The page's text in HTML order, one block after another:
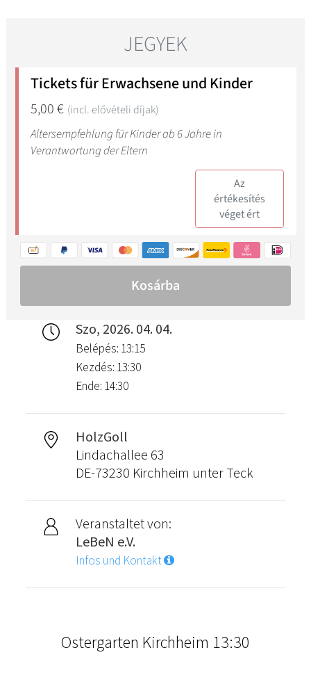
Szo, 2026. 04. 04.
Belépés: 13:15
Kezdés: 13:30
Ende: 14:30
HolzGoll
Lindachallee 63
DE-73230 Kirchheim unter Teck
Veranstaltet von:
LeBeN e.V.
Infos und Kontakt
Ostergarten Kirchheim 13:30